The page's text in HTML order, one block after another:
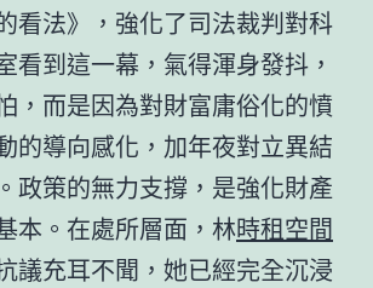
看法》，強化了司法裁判對科
看到這一幕，氣得渾身發抖，
，而是因為對財富庸俗化的憤
的導向感化，加年夜對立異結
政策的無力支撐，是強化財產
本。在處所層面，林時租空間
議充耳不聞，她已經完全沉浸